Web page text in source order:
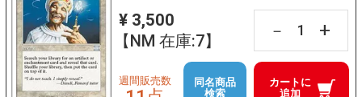
¥ 3,500
【NM 在庫:7】
－ +
カートに
追加
週間販売数
同名商品
検索